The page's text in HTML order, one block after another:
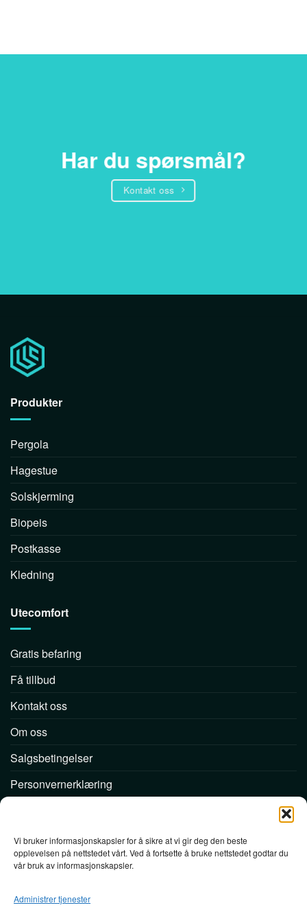
Vi bruker informasjonskapsler for å sikre at vi gir deg den beste
opplevelsen på nettstedet vårt. Ved å fortsette å bruke nettstedet godtar du
vår bruk av informasjonskapsler.
Administrer tjenester
Har du spørsmål?
Kontakt oss
Produkter
Pergola
Hagestue
Solskjerming
Biopeis
Postkasse
Kledning
Utecomfort
Gratis befaring
Få tillbud
Kontakt oss
Om oss
Salgsbetingelser
Personvernerklæring
Utecomfort AS